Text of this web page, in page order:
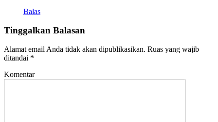
Balas
Tinggalkan Balasan
Alamat email Anda tidak akan dipublikasikan. Ruas yang wajib
ditandai *
Komentar